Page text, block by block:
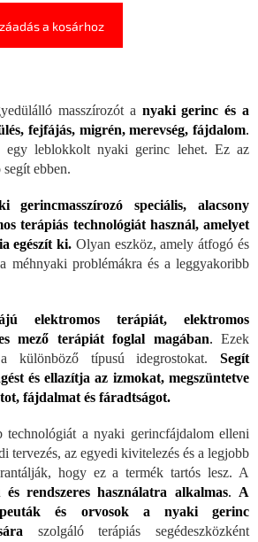
a kosárhoz
masszírozót a nyaki gerinc és a
fejfájás, migrén, merevség, fájdalom.
egy leblokkolt nyaki gerinc lehet. Ez az
ebben.
gerincmasszírozó speciális, alacsony
terápiás technológiát használ, amelyet
egészít ki. Olyan eszköz, amely átfogó és
méhnyaki problémákra és a leggyakoribb
elektromos terápiát, elektromos
mező terápiát foglal magában. Ezek
különböző típusú idegrostokat. Segít
és ellazítja az izmokat, megszüntetve
fájdalmat és fáradtságot.
technológiát a nyaki gerincfájdalom elleni
tervezés, az egyedi kivitelezés és a legjobb
hogy ez a termék tartós lesz. A
és rendszeres használatra alkalmas. A
és orvosok a nyaki gerinc
szolgáló terápiás segédeszközként